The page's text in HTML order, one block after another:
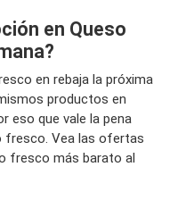
en Queso
en rebaja la próxima
productos en
eso que vale la pena
fresco. Vea las ofertas
fresco más barato al